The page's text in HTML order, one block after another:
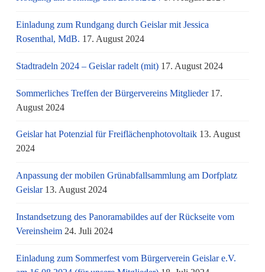
Einladung zum Rundgang durch Geislar mit Jessica
Rosenthal, MdB. 17. August 2024
Stadtradeln 2024 – Geislar radelt (mit) 17. August 2024
Sommerliches Treffen der Bürgervereins Mitglieder 17.
August 2024
Geislar hat Potenzial für Freiflächenphotovoltaik 13. August
2024
Anpassung der mobilen Grünabfallsammlung am Dorfplatz
Geislar 13. August 2024
Instandsetzung des Panoramabildes auf der Rückseite vom
Vereinsheim 24. Juli 2024
Einladung zum Sommerfest vom Bürgerverein Geislar e.V.